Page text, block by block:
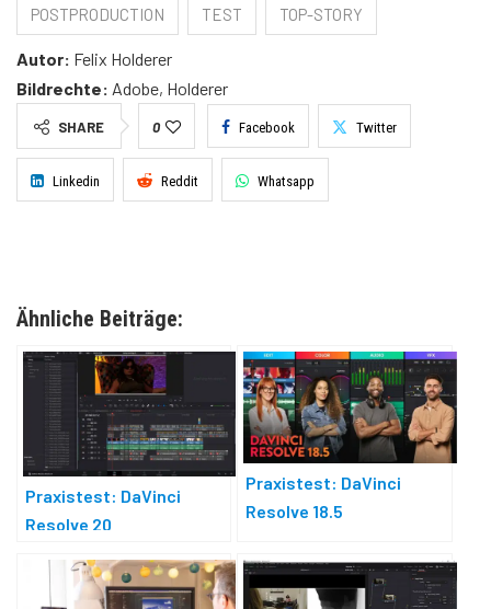
POSTPRODUCTION TEST TOP-STORY
Autor: Felix Holderer
Bildrechte: Adobe, Holderer
SHARE 0 Facebook Twitter
Linkedin Reddit Whatsapp
Ähnliche Beiträge:
Praxistest: DaVinci
Resolve 20
Praxistest: DaVinci
Resolve 18.5